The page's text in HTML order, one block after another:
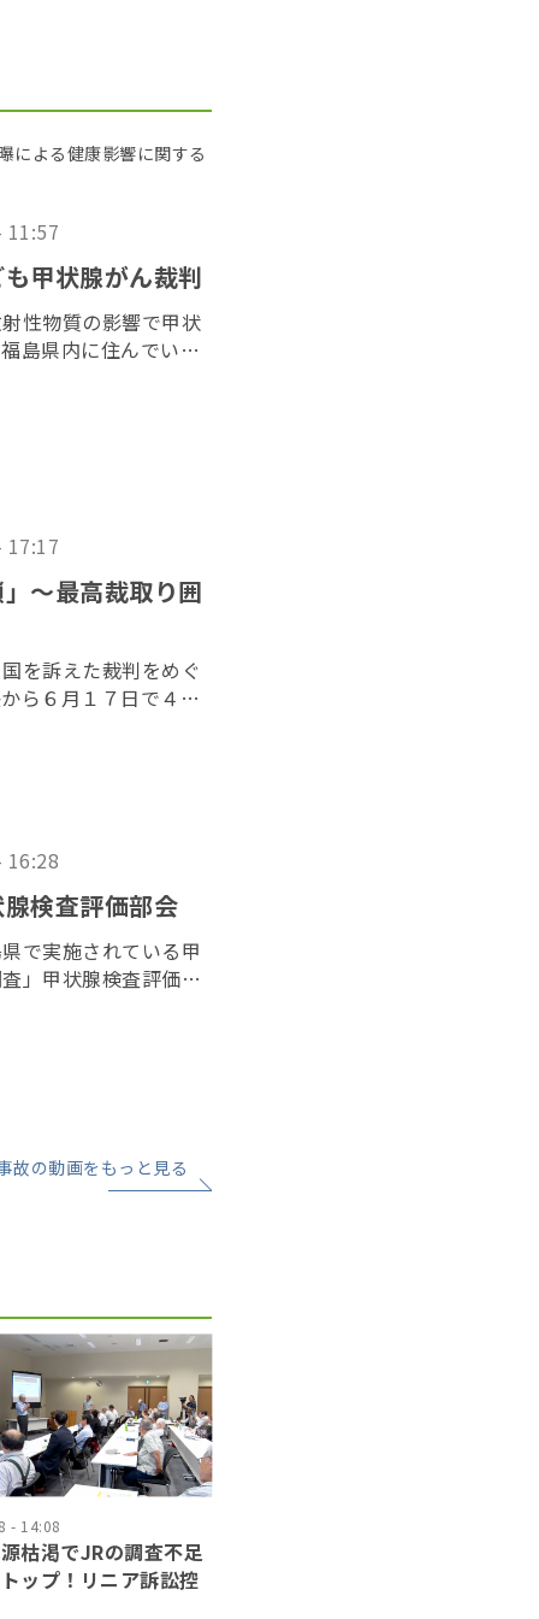
による健康影響に関する
甲状腺がん裁判
性物質の影響で甲状
島県内に住んでいた
〜最高裁取り囲
を訴えた裁判をめぐ
ら６月１７日で４年
検査評価部会
で実施されている甲
」甲状腺検査評価部
故の動画をもっと見る
- 14:08
枯渇でJRの調査不足
ップ！リニア訴訟控